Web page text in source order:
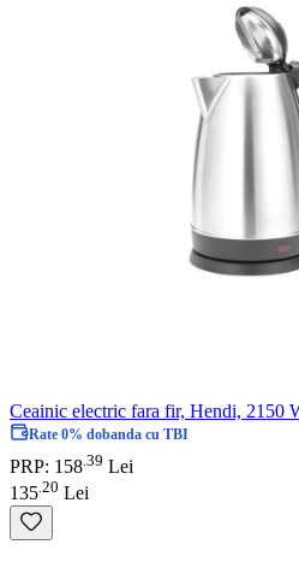
Ceainic electric fara fir, Hendi, 2150
Rate 0% dobanda cu TBI
PRP: 158 39 Lei
135 20 Lei